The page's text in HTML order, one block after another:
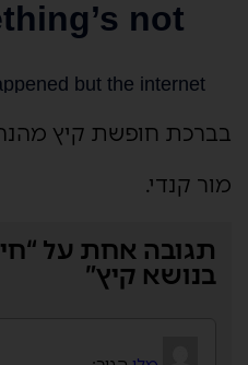
בברכת חופשת קיץ
מור קנדי.
תגובה אחת על
בנושא קיץ”